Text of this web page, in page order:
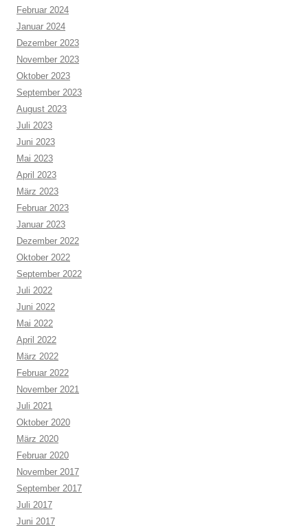
Februar 2024
Januar 2024
Dezember 2023
November 2023
Oktober 2023
September 2023
August 2023
Juli 2023
Juni 2023
Mai 2023
April 2023
März 2023
Februar 2023
Januar 2023
Dezember 2022
Oktober 2022
September 2022
Juli 2022
Juni 2022
Mai 2022
April 2022
März 2022
Februar 2022
November 2021
Juli 2021
Oktober 2020
März 2020
Februar 2020
November 2017
September 2017
Juli 2017
Juni 2017